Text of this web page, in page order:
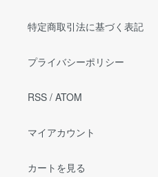
特定商取引法に基づく表記
プライバシーポリシー
RSS / ATOM
マイアカウント
カートを見る